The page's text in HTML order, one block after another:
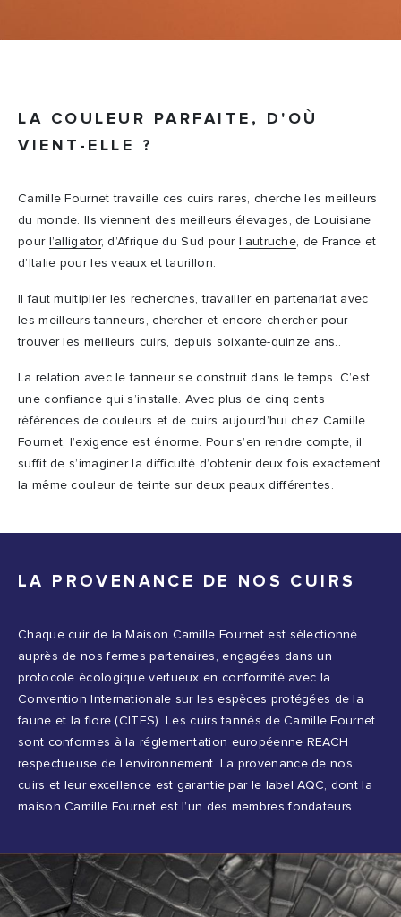
LA COULEUR PARFAITE, D'OÙ
VIENT-ELLE ?
Camille Fournet travaille ces cuirs rares, cherche les meilleurs
du monde. Ils viennent des meilleurs élevages, de Louisiane
pour l’alligator, d’Afrique du Sud pour l’autruche, de France et
d’Italie pour les veaux et taurillon.
Il faut multiplier les recherches, travailler en partenariat avec
les meilleurs tanneurs, chercher et encore chercher pour
trouver les meilleurs cuirs, depuis soixante-quinze ans..
La relation avec le tanneur se construit dans le temps. C’est
une confiance qui s’installe. Avec plus de cinq cents
références de couleurs et de cuirs aujourd’hui chez Camille
Fournet, l’exigence est énorme. Pour s’en rendre compte, il
suffit de s’imaginer la difficulté d’obtenir deux fois exactement
la même couleur de teinte sur deux peaux différentes.
LA PROVENANCE DE NOS CUIRS
Chaque cuir de la Maison Camille Fournet est sélectionné
auprès de nos fermes partenaires, engagées dans un
protocole écologique vertueux en conformité avec la
Convention Internationale sur les espèces protégées de la
faune et la flore (CITES). Les cuirs tannés de Camille Fournet
sont conformes à la réglementation européenne REACH
respectueuse de l’environnement. La provenance de nos
cuirs et leur excellence est garantie par le label AQC, dont la
maison Camille Fournet est l’un des membres fondateurs.